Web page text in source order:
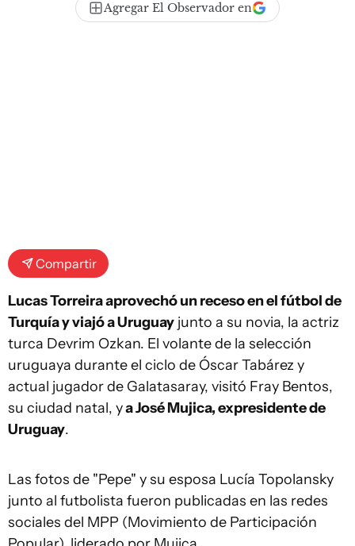
Agregar El Observador en
Compartir
Lucas Torreira aprovechó un receso en el fútbol de
Turquía y viajó a Uruguay junto a su novia, la actriz
turca Devrim Ozkan. El volante de la selección
uruguaya durante el ciclo de Óscar Tabárez y
actual jugador de Galatasaray, visitó Fray Bentos,
su ciudad natal, ya José Mujica, expresidente de
Uruguay.
Las fotos de "Pepe" y su esposa Lucía Topolansky
junto al futbolista fueron publicadas en las redes
sociales del MPP (Movimiento de Participación